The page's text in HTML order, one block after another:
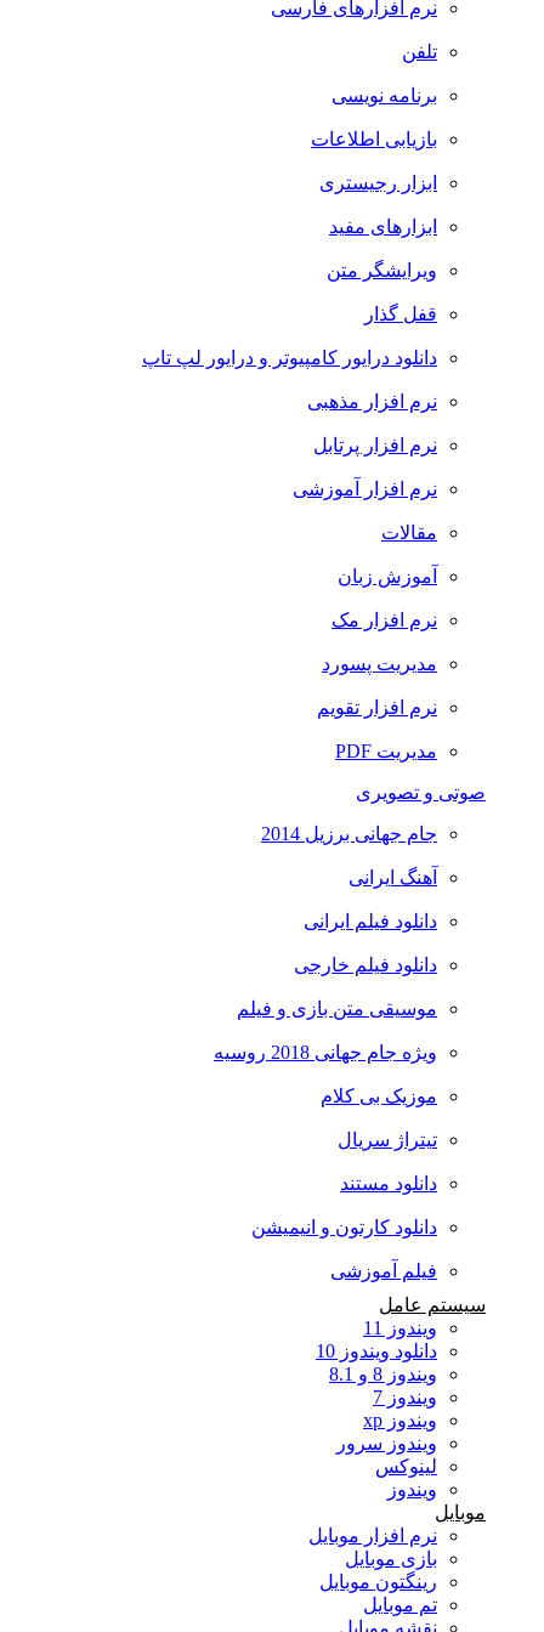
نرم افزارهای فارسی
تلفن
برنامه نویسی
بازیابی اطلاعات
ابزار رجیستری
ابزارهای مفید
ویرایشگر متن
قفل گذار
دانلود درایور کامپیوتر و درایور لپ تاپ
نرم افزار مذهبی
نرم افزار پرتابل
نرم افزار آموزشی
مقالات
آموزش زبان
نرم افزار مک
مدیریت پسورد
نرم افزار تقویم
مدیریت PDF
صوتی و تصویری
جام جهانی برزیل 2014
آهنگ ایرانی
دانلود فیلم ایرانی
دانلود فیلم خارجی
موسیقی متن بازی و فیلم
ویژه جام جهانی 2018 روسیه
موزیک بی کلام
تیتراژ سریال
دانلود مستند
دانلود کارتون و انیمیشن
فیلم آموزشی
سیستم عامل
ویندوز 11
دانلود ویندوز 10
ویندوز 8 و 8.1
ویندوز 7
ویندوز xp
ویندوز سرور
لینوکس
ویندوز
موبایل
نرم افزار موبایل
بازی موبایل
رینگتون موبایل
تم موبایل
نقشه موبایل